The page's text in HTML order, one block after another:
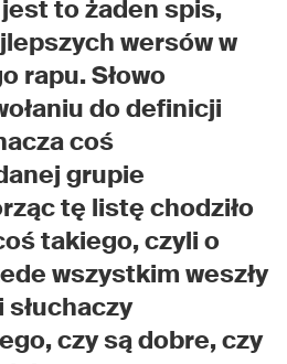
to żaden spis,
wersów w
rapu. Słowo
do definicji
coś
grupie
tę listę chodziło
takiego, czyli o
wszystkim weszły
czy są dobre, czy